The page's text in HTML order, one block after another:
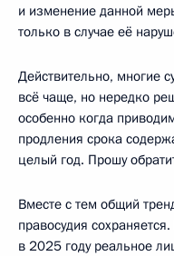
и изменение данной
только в случае её
Действительно, многие
всё чаще, но нередко
особенно когда
продления срока
целый год. Прошу
Вместе с тем общий
правосудия
в 2025 году реальное